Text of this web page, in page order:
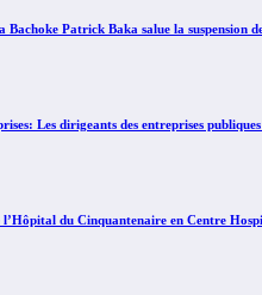
Patrick Baka salue la suspension
Les dirigeants des entreprises
du Cinquantenaire en Centre